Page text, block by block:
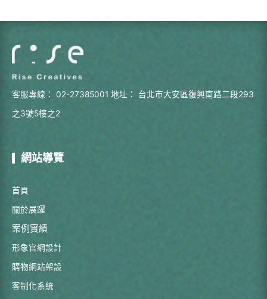
客服專線： 02-27385001 地址： 台北市大安區復興南路二段293
之3號5樓之2
網站導覽
首頁
關於展躍
案例實績
形象官網設計
購物網站架設
客制化系統